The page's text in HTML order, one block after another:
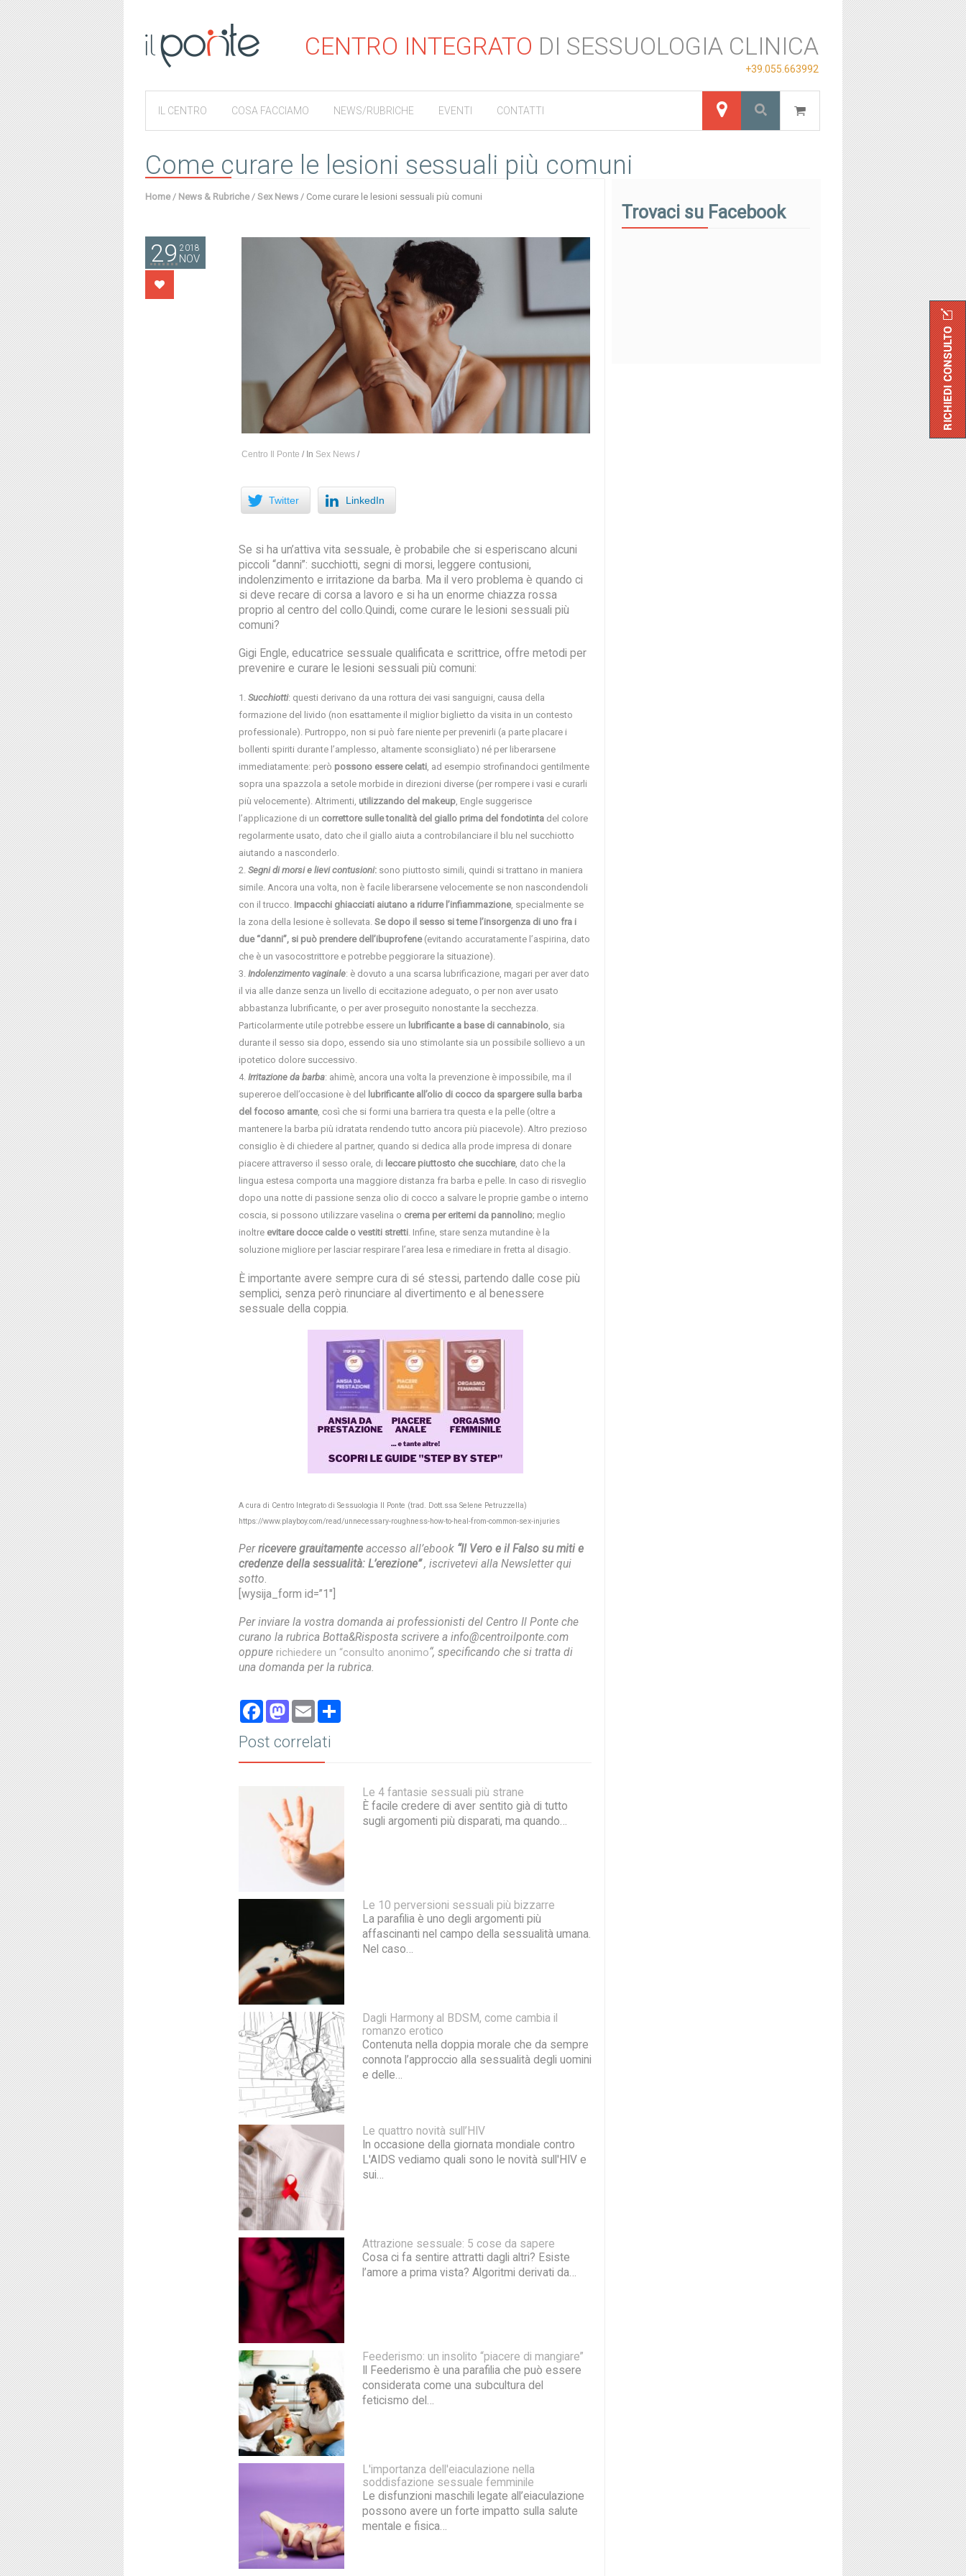
CENTRO INTEGRATO DI SESSUOLOGIA CLINICA
+39.055.663992
IL CENTRO COSA FACCIAMO NEWS/RUBRICHE EVENTI CONTATTI
Come curare le lesioni sessuali più comuni
Home / News & Rubriche / Sex News / Come curare le lesioni sessuali più comuni
29 2018
NOV
Centro Il Ponte / In Sex News /
Twitter LinkedIn
Se si ha un’attiva vita sessuale, è probabile che si esperiscano alcuni
piccoli “danni”: succhiotti, segni di morsi, leggere contusioni,
indolenzimento e irritazione da barba. Ma il vero problema è quando ci
si deve recare di corsa a lavoro e si ha un enorme chiazza rossa
proprio al centro del collo.Quindi, come curare le lesioni sessuali più
comuni?
Gigi Engle, educatrice sessuale qualificata e scrittrice, offre metodi per
prevenire e curare le lesioni sessuali più comuni:
Succhiotti: questi derivano da una rottura dei vasi sanguigni, causa della
formazione del livido (non esattamente il miglior biglietto da visita in un contesto
professionale). Purtroppo, non si può fare niente per prevenirli (a parte placare i
bollenti spiriti durante l’amplesso, altamente sconsigliato) né per liberarsene
immediatamente: però possono essere celati , ad esempio strofinandoci gentilmente
sopra una spazzola a setole morbide in direzioni diverse (per rompere i vasi e curarli
più velocemente). Altrimenti, utilizzando del makeup , Engle suggerisce
l’applicazione di un correttore sulle tonalità del giallo prima del fondotinta del colore
regolarmente usato, dato che il giallo aiuta a controbilanciare il blu nel succhiotto
aiutando a nasconderlo.
Segni di morsi e lievi contusioni: sono piuttosto simili, quindi si trattano in maniera
simile. Ancora una volta, non è facile liberarsene velocemente se non nascondendoli
con il trucco. Impacchi ghiacciati aiutano a ridurre l’infiammazione, specialmente se
la zona della lesione è sollevata. Se dopo il sesso si teme l’insorgenza di uno fra i
due “danni”, si può prendere dell’ibuprofene(evitando accuratamente l’aspirina, dato
che è un vasocostrittore e potrebbe peggiorare la situazione).
Indolenzimento vaginale: è dovuto a una scarsa lubrificazione, magari per aver dato
il via alle danze senza un livello di eccitazione adeguato, o per non aver usato
abbastanza lubrificante, o per aver proseguito nonostante la secchezza.
Particolarmente utile potrebbe essere un lubrificante a base di cannabinolo , sia
durante il sesso sia dopo, essendo sia uno stimolante sia un possibile sollievo a un
ipotetico dolore successivo.
Irritazione da barba: ahimè, ancora una volta la prevenzione è impossibile, ma il
supereroe dell’occasione è del
lubrificante all’olio di cocco da spargere sulla barba
del focoso amante, così che si formi una barriera tra questa e la pelle (oltre a
mantenere la barba più idratata rendendo tutto ancora più piacevole). Altro prezioso
consiglio è di chiedere al partner, quando si dedica alla prode impresa di donare
piacere attraverso il sesso orale, di leccare piuttosto che succhiare, dato che la
lingua estesa comporta una maggiore distanza fra barba e pelle. In caso di risveglio
dopo una notte di passione senza olio di cocco a salvare le proprie gambe o interno
coscia, si possono utilizzare vaselina o crema per eritemi da pannolino; meglio
inoltre evitare docce calde o vestiti stretti . Infine, stare senza mutandine è la
soluzione migliore per lasciar respirare l’area lesa e rimediare in fretta al disagio.
È importante avere sempre cura di sé stessi, partendo dalle cose più
semplici, senza però rinunciare al divertimento e al benessere
sessuale della coppia.
A cura di Centro Integrato di Sessuologia Il Ponte (trad. Dott.ssa Selene Petruzzella)
https://www.playboy.com/read/unnecessary-roughness-how-to-heal-from-common-sex-injuries
Perricevere grauitamente accesso all’ebook “Il Vero e il Falso su miti e
credenze della sessualità: L’erezione”, iscrivetevi alla Newsletter qui
sotto.
[wysija_form id=”1″]
Per inviare la vostra domanda ai professionisti del Centro Il Ponte che
curano la rubrica Botta&Risposta scrivere a info@centroilponte.com
oppure richiedere un “consulto anonimo“, specificando che si tratta di
una domanda per la rubrica.
Facebook
Mastodon
Email
Post correlati
Le 4 fantasie sessuali più strane
È facile credere di aver sentito già di tutto
sugli argomenti più disparati, ma quando…
Le 10 perversioni sessuali più bizzarre
La parafilia è uno degli argomenti più
affascinanti nel campo della sessualità umana.
Nel caso…
Dagli Harmony al BDSM, come cambia il
romanzo erotico
Contenuta nella doppia morale che da sempre
connota l’approccio alla sessualità degli uomini
e delle…
Le quattro novità sull’HIV
In occasione della giornata mondiale contro
L'AIDS vediamo quali sono le novità sull'HIV e
sui…
Attrazione sessuale: 5 cose da sapere
Cosa ci fa sentire attratti dagli altri? Esiste
l’amore a prima vista? Algoritmi derivati da…
Feederismo: un insolito “piacere di mangiare”
Il Feederismo è una parafilia che può essere
considerata come una subcultura del
feticismo del…
L'importanza dell'eiaculazione nella
soddisfazione sessuale femminile
Le disfunzioni maschili legate all’eiaculazione
possono avere un forte impatto sulla salute
mentale e fisica…
Trovaci su Facebook